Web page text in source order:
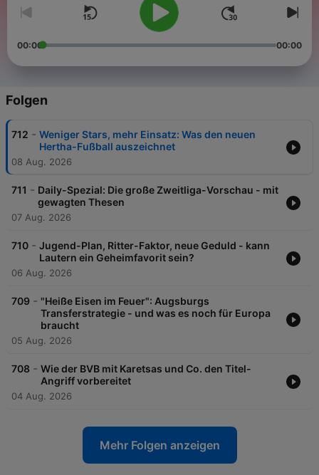
Football oder die Olympischen Spiele. Damit ihr immer wisst,
was heute in der Welt des Fußballs und Sports los ist. Jeden
Tag um 06 Uhr.
00:00 00:00
Folgen
712 - Weniger Stars, mehr Einsatz: Was den neuen
Hertha-Fußball auszeichnet
08 Aug. 2026
711 - Daily-Spezial: Die große Zweitliga-Vorschau - mit
gewagten Thesen
07 Aug. 2026
710 - Jugend-Plan, Ritter-Faktor, neue Geduld - kann
Lautern ein Geheimfavorit sein?
06 Aug. 2026
709 - "Heiße Eisen im Feuer": Augsburgs
Transferstrategie - und was es noch für Europa
braucht
05 Aug. 2026
708 - Wie der BVB mit Karetsas und Co. den Titel-
Angriff vorbereitet
04 Aug. 2026
Mehr Folgen anzeigen